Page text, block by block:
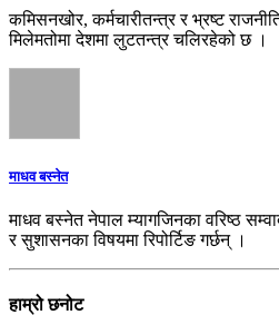
कमिसनखोर, कर्मचारीतन्त्र र भ्रष्ट
मिलेमतोमा देशमा लुटतन्त्र चलिरहेको छ ।
माधव बस्नेत
माधव बस्‍नेत नेपाल म्यागजिनका वरिष्ठ
र सुशासनका विषयमा रिपोर्टिङ गर्छन् ।
हाम्रो छनोट